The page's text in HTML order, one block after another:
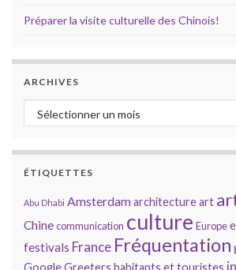
Préparer la visite culturelle des Chinois!
ARCHIVES
Archives
ÉTIQUETTES
Abu Dhabi Amsterdamarchitectureart
Chinecommunication culture Europe
festivals France Fréquentation
GoogleGreeters habitants et touristes